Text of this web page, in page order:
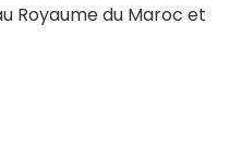
Royaume du Maroc et